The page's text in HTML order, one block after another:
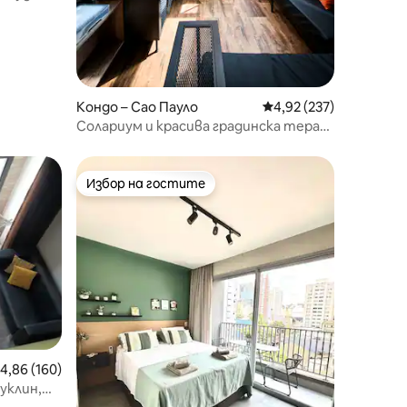
Кондо – Сао Пауло Средна оценка: 4,92
4,92 (237)
Солариум и красива градинска тераса
оценка: 4,86 от 5, 160 отзива
4,86 (160)
Избор на гостите
Избор на гостите